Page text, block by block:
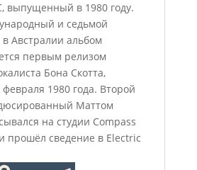
выпущенный в 1980 году.
и седьмой
Австралии альбом
первым релизом
Бона Скотта,
1980 года. Второй
Маттом
на студии Compass
прошёл сведение в Electric